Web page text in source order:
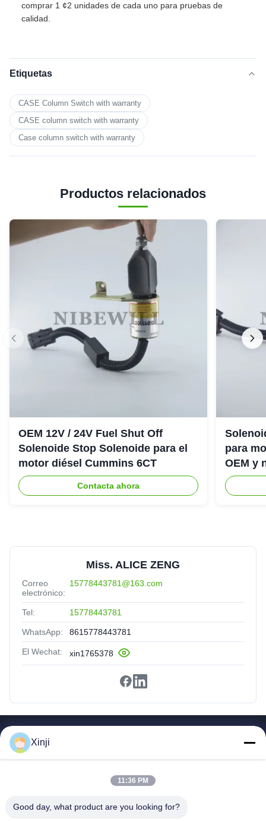
comprar 1 ¢2 unidades de cada uno para pruebas de
calidad.
Etiquetas
CASE Column Switch with warranty
CASE column switch with warranty
Case column switch with warranty
Productos relacionados
OEM 12V / 24V Fuel Shut Off
Solenoide Stop Solenoide para el
motor diésel Cummins 6CT
Contacta ahora
para
OEM y
Miss. ALICE ZENG
Correo
electrónico:
15778443781@163.com
Tel: 15778443781
WhatsApp: 8615778443781
El Wechat: xin1765378
Hogar
Productos
Sobre Nosotros
Visita A La Fábrica
Xinji
11:36 PM
Good day, what product are you looking for?